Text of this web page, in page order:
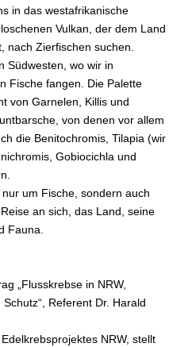
in das westafrikanische
Vulkan, der dem Land
nach Zierfischen suchen.
Südwesten, wo wir in
Fische fangen. Die Palette
von Garnelen, Killis und
von denen vor allem
die Benitochromis, Tilapia (wir
Gobiocichla und
um Fische, sondern auch
an sich, das Land, seine
Fauna.
„Flusskrebse in NRW,
Referent Dr. Harald
NRW, stellt